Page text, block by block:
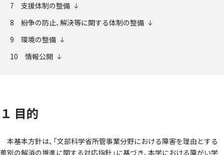
7 支援体制の整備
8 紛争の防止、解決等に関する体制の整備
9 環境の整備
10 情報公開
１ 目的
本基本方針は、「文部科学省所管事業分野における障害を理由とする
差別の解消の推進に関する対応指針」に基づき、本学における障がい学